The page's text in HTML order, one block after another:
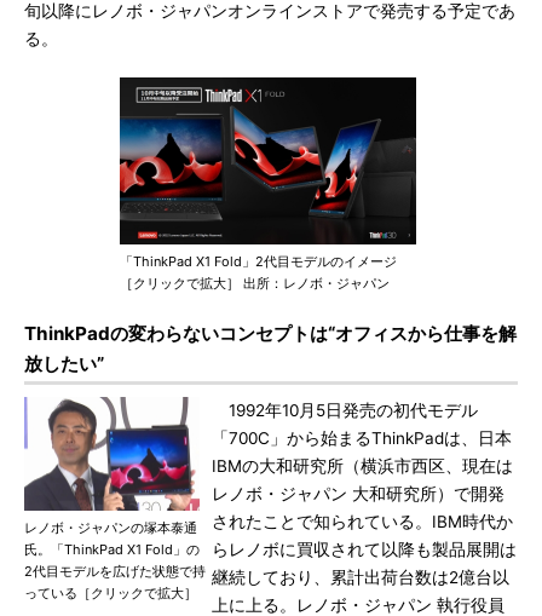
旬以降にレノボ・ジャパンオンラインストアで発売する予定であ
る。
「ThinkPad X1 Fold」2代目モデルのイメージ
［クリックで拡大］ 出所：レノボ・ジャパン
ThinkPadの変わらないコンセプトは“オフィスから仕事を解
放したい”
レノボ・ジャパンの塚本泰通
氏。「ThinkPad X1 Fold」の
2代目モデルを広げた状態で持
っている［クリックで拡大］
1992年10月5日発売の初代モデル
「700C」から始まるThinkPadは、日本
IBMの大和研究所（横浜市西区、現在は
レノボ・ジャパン 大和研究所）で開発
されたことで知られている。IBM時代か
らレノボに買収されて以降も製品展開は
継続しており、累計出荷台数は2億台以
上に上る。レノボ・ジャパン 執行役員